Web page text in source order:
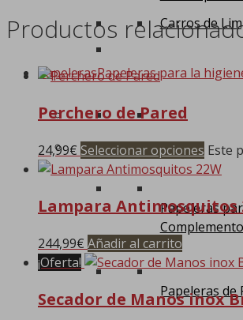
Carros de
PapelerasPapeleras para la
Papeleras
Papeleras de
Productos
Perchero de Pared
24,99€ Seleccionar opciones Este
Lampara Antimosquitos
244,99€ Añadir al carrito
¡Oferta!
Secador de Manos inox